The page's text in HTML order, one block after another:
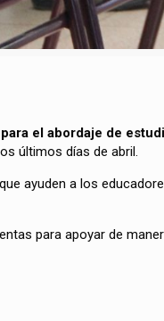
el abordaje de
últimos días de abril.
ayuden a los
para apoyar de